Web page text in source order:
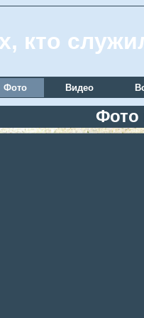
кто
Фото Видео
Фото